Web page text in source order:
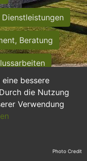
bessere
die Nutzung
Verwendung
Beratung
Photo Credit